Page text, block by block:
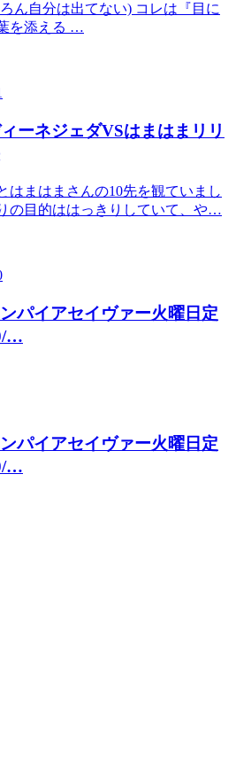
ん自分は出てない) コレは『目に
を添える …
ィーネジェダVSはまはまリリ
はまはまさんの10先を観ていまし
の目的ははっきりしていて、や…
ンパイアセイヴァー火曜日定
…
ンパイアセイヴァー火曜日定
…